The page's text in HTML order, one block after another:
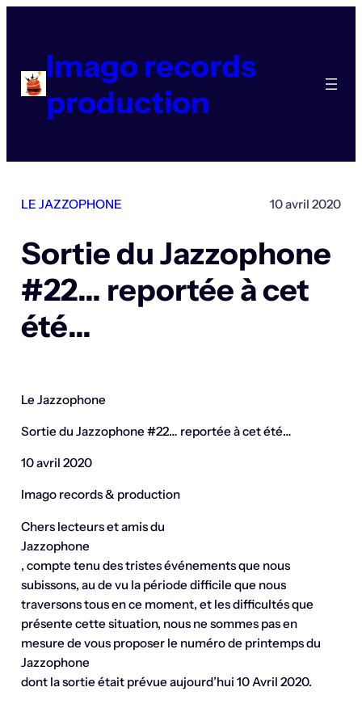
contenuImago records
production
LE JAZZOPHONE 10 avril 2020
Sortie du Jazzophone
#22… reportée à cet
été…
Le Jazzophone
Sortie du Jazzophone #22… reportée à cet été…
10 avril 2020
Imago records & production
Chers lecteurs et amis du
Jazzophone
, compte tenu des tristes événements que nous
subissons, au de vu la période difficile que nous
traversons tous en ce moment, et les difficultés que
présente cette situation, nous ne sommes pas en
mesure de vous proposer le numéro de printemps du
Jazzophone
dont la sortie était prévue aujourd’hui 10 Avril 2020.